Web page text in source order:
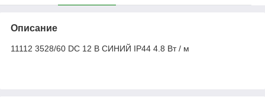
Описание
11112 3528/60 DC 12 В СИНИЙ IP44 4.8 Вт / м